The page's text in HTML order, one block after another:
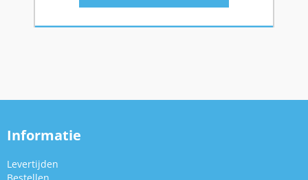
Informatie
Levertijden